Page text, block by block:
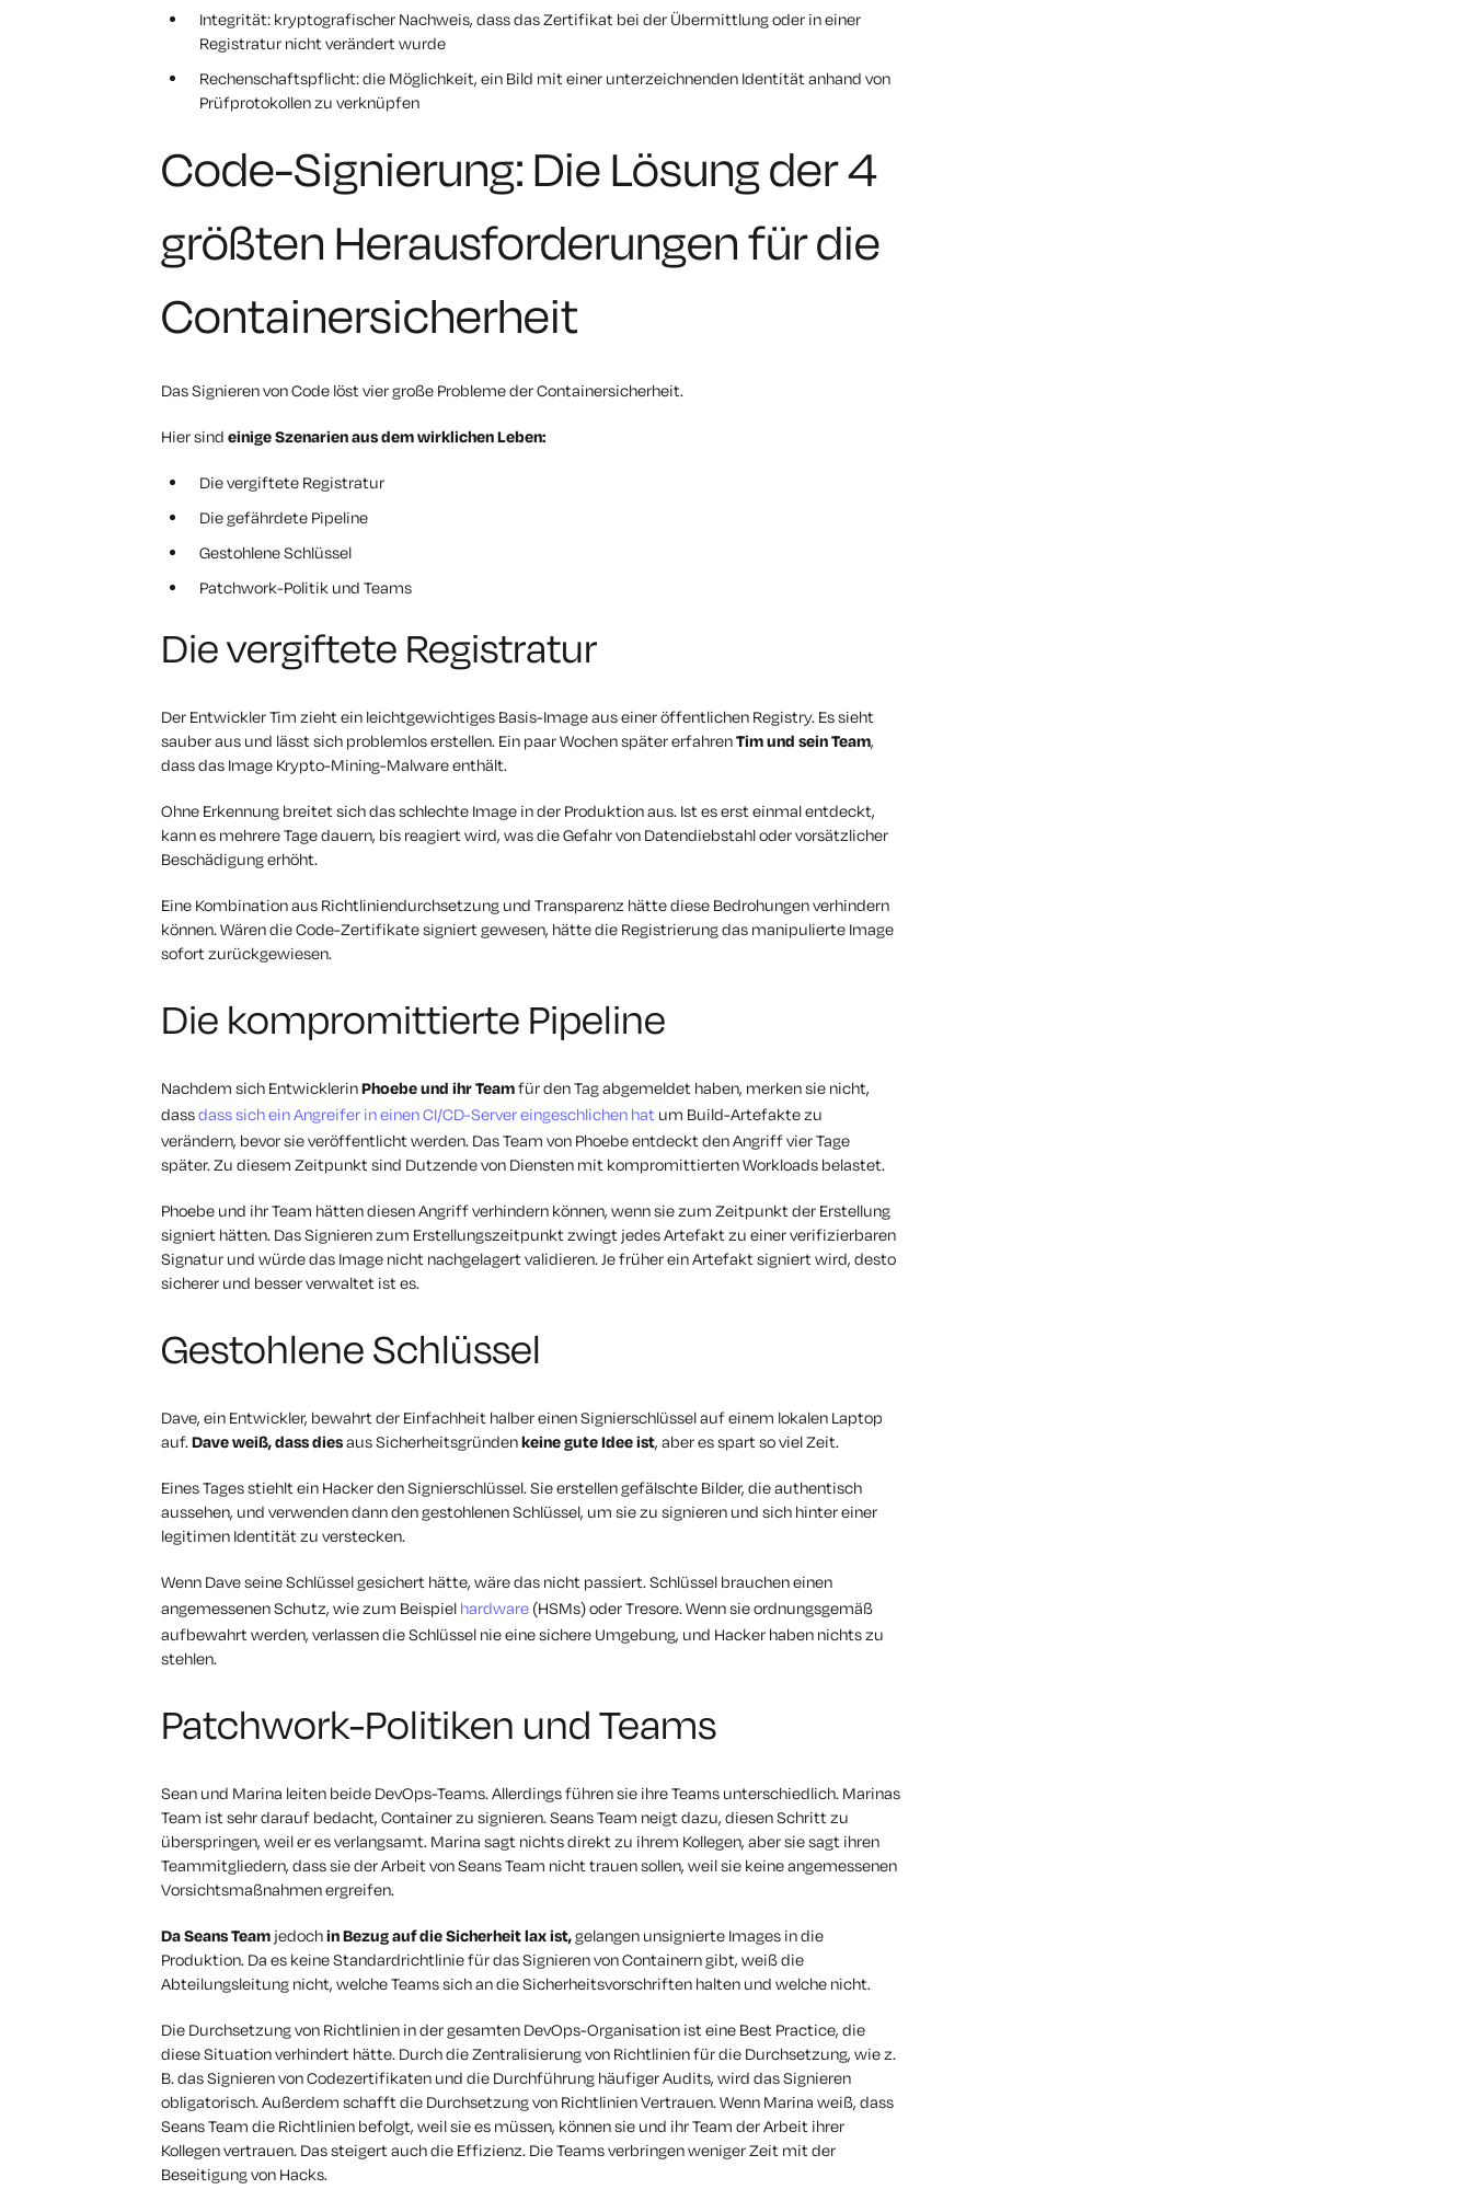
Integrität: kryptografischer Nachweis, dass das Zertifikat bei der Übermittlung oder in einer
Registratur nicht verändert wurde
Rechenschaftspflicht: die Möglichkeit, ein Bild mit einer unterzeichnenden Identität anhand von
Prüfprotokollen zu verknüpfen
Code-Signierung: Die Lösung der 4
größten Herausforderungen für die
Containersicherheit
Das Signieren von Code löst vier große Probleme der Containersicherheit.
Hier sind einige Szenarien aus dem wirklichen Leben:
Die vergiftete Registratur
Die gefährdete Pipeline
Gestohlene Schlüssel
Patchwork-Politik und Teams
Die vergiftete Registratur
Der Entwickler Tim zieht ein leichtgewichtiges Basis-Image aus einer öffentlichen Registry. Es sieht
sauber aus und lässt sich problemlos erstellen. Ein paar Wochen später erfahrenTim und sein Team,
dass das Image Krypto-Mining-Malware enthält.
Ohne Erkennung breitet sich das schlechte Image in der Produktion aus. Ist es erst einmal entdeckt,
kann es mehrere Tage dauern, bis reagiert wird, was die Gefahr von Datendiebstahl oder vorsätzlicher
Beschädigung erhöht.
Eine Kombination aus Richtliniendurchsetzung und Transparenz hätte diese Bedrohungen verhindern
können. Wären die Code-Zertifikate signiert gewesen, hätte die Registrierung das manipulierte Image
sofort zurückgewiesen.
Die kompromittierte Pipeline
Nachdem sich EntwicklerinPhoebe und ihr Teamfür den Tag abgemeldet haben, merken sie nicht,
dassdass sich ein Angreifer in einen CI/CD-Server eingeschlichen hat um Build-Artefakte zu
verändern, bevor sie veröffentlicht werden. Das Team von Phoebe entdeckt den Angriff vier Tage
später. Zu diesem Zeitpunkt sind Dutzende von Diensten mit kompromittierten Workloads belastet.
Phoebe und ihr Team hätten diesen Angriff verhindern können, wenn sie zum Zeitpunkt der Erstellung
signiert hätten. Das Signieren zum Erstellungszeitpunkt zwingt jedes Artefakt zu einer verifizierbaren
Signatur und würde das Image nicht nachgelagert validieren. Je früher ein Artefakt signiert wird, desto
sicherer und besser verwaltet ist es.
Gestohlene Schlüssel
Dave, ein Entwickler, bewahrt der Einfachheit halber einen Signierschlüssel auf einem lokalen Laptop
auf. Dave weiß, dass diesaus Sicherheitsgründenkeine gute Idee ist, aber es spart so viel Zeit.
Eines Tages stiehlt ein Hacker den Signierschlüssel. Sie erstellen gefälschte Bilder, die authentisch
aussehen, und verwenden dann den gestohlenen Schlüssel, um sie zu signieren und sich hinter einer
legitimen Identität zu verstecken.
Wenn Dave seine Schlüssel gesichert hätte, wäre das nicht passiert. Schlüssel brauchen einen
angemessenen Schutz, wie zum Beispiel hardware (HSMs) oder Tresore. Wenn sie ordnungsgemäß
aufbewahrt werden, verlassen die Schlüssel nie eine sichere Umgebung, und Hacker haben nichts zu
stehlen.
Patchwork-Politiken und Teams
Sean und Marina leiten beide DevOps-Teams. Allerdings führen sie ihre Teams unterschiedlich. Marinas
Team ist sehr darauf bedacht, Container zu signieren. Seans Team neigt dazu, diesen Schritt zu
überspringen, weil er es verlangsamt. Marina sagt nichts direkt zu ihrem Kollegen, aber sie sagt ihren
Teammitgliedern, dass sie der Arbeit von Seans Team nicht trauen sollen, weil sie keine angemessenen
Vorsichtsmaßnahmen ergreifen.
Da Seans Team jedochin Bezug auf die Sicherheit lax ist,gelangen unsignierte Images in die
Produktion. Da es keine Standardrichtlinie für das Signieren von Containern gibt, weiß die
Abteilungsleitung nicht, welche Teams sich an die Sicherheitsvorschriften halten und welche nicht.
Die Durchsetzung von Richtlinien in der gesamten DevOps-Organisation ist eine Best Practice, die
diese Situation verhindert hätte. Durch die Zentralisierung von Richtlinien für die Durchsetzung, wie z.
B. das Signieren von Codezertifikaten und die Durchführung häufiger Audits, wird das Signieren
obligatorisch. Außerdem schafft die Durchsetzung von Richtlinien Vertrauen. Wenn Marina weiß, dass
Seans Team die Richtlinien befolgt, weil sie es müssen, können sie und ihr Team der Arbeit ihrer
Kollegen vertrauen. Das steigert auch die Effizienz. Die Teams verbringen weniger Zeit mit der
Beseitigung von Hacks.